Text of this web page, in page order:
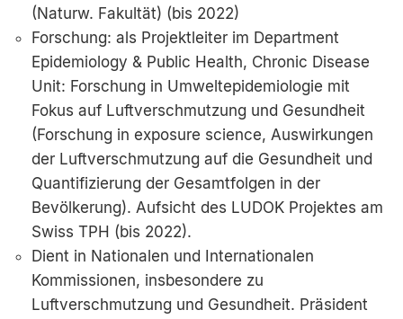
(Naturw. Fakultät) (bis 2022)
Forschung: als Projektleiter im Department
Epidemiology & Public Health, Chronic Disease
Unit: Forschung in Umweltepidemiologie mit
Fokus auf Luftverschmutzung und Gesundheit
(Forschung in exposure science, Auswirkungen
der Luftverschmutzung auf die Gesundheit und
Quantifizierung der Gesamtfolgen in der
Bevölkerung). Aufsicht des LUDOK Projektes am
Swiss TPH (bis 2022).
Dient in Nationalen und Internationalen
Kommissionen, insbesondere zu
Luftverschmutzung und Gesundheit. Präsident